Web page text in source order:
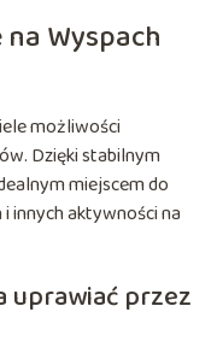
Wyspach
możliwości
Dzięki stabilnym
miejscem do
innych aktywności na
uprawiać przez